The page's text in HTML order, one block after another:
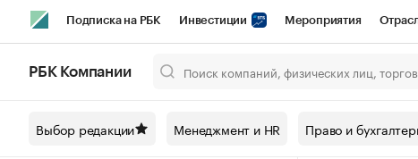
Подписка на РБК Инвестиции Мероприятия
Спецпроекты СПб Конференции СПб Спецпроекты
РБК Компании
Выбор редакции Менеджмент и HR Право и